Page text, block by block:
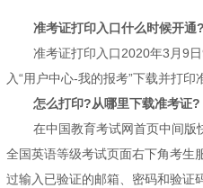
准考证打印入口什么时候开通?
准考证打印入口2020年3月9
入“用户中心-我的报考”下载并打印
怎么打印?从哪里下载准考证?
在中国教育考试网首页中间版
全国英语等级考试页面右下角考生
过输入已验证的邮箱、密码和验证